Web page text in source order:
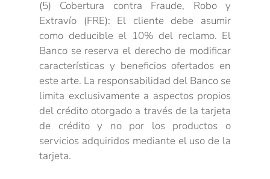
(5) Cobertura contra Fraude, Robo y
Extravío (FRE): El cliente debe asumir
como deducible el 10% del reclamo. El
Banco se reserva el derecho de modificar
características y beneficios ofertados en
este arte. La responsabilidad del Banco se
limita exclusivamente a aspectos propios
del crédito otorgado a través de la tarjeta
de crédito y no por los productos o
servicios adquiridos mediante el uso de la
tarjeta.